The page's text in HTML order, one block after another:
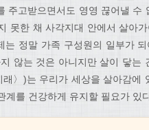
주고받으면서도 영영 끊어낼 수
못한 채 사각지대 안에서 살아
정말 가족 구성원의 일부가
않는 것은 아니지만 살이 닿는
〉)는 우리가 세상을 살아감에
를 건강하게 유지할 필요가 있